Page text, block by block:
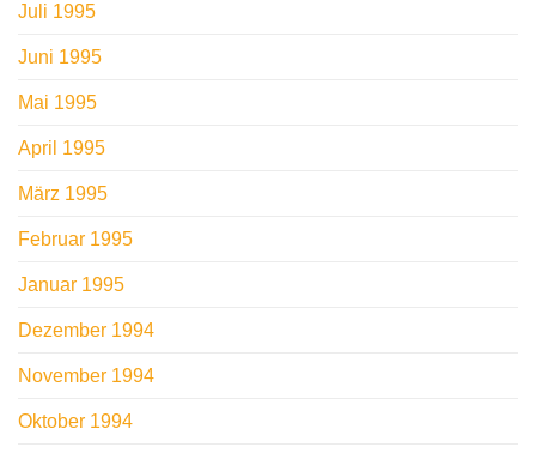
Juli 1995
Juni 1995
Mai 1995
April 1995
März 1995
Februar 1995
Januar 1995
Dezember 1994
November 1994
Oktober 1994